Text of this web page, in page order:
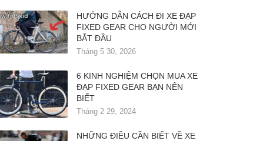
HƯỚNG DẪN CÁCH ĐI XE ĐẠP
FIXED GEAR CHO NGƯỜI MỚI
BẮT ĐẦU
Tháng 5 30, 2026
6 KINH NGHIỆM CHỌN MUA XE
ĐẠP FIXED GEAR BẠN NÊN
BIẾT
Tháng 2 29, 2024
NHỮNG ĐIỀU CẦN BIẾT VỀ XE